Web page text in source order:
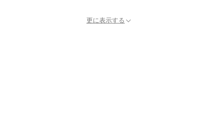
更に表示する